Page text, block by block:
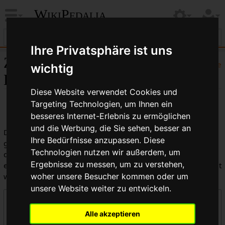
Ihre Privatsphäre ist uns
wichtig
Diese Website verwendet Cookies und
Targeting Technologien, um Ihnen ein
besseres Internet-Erlebnis zu ermöglichen
und die Werbung, die Sie sehen, besser an
Ihre Bedürfnisse anzupassen. Diese
Technologien nutzen wir außerdem, um
Ergebnisse zu messen, um zu verstehen,
woher unsere Besucher kommen oder um
unsere Website weiter zu entwickeln.
Alle akzeptieren
WikiPedalia
Hilfe
Zentrale öffentliche
Logbücher
Dies ist die kombinierte Anzeige aller in WikiPedalia
geführten Logbücher. Die Ausgabe kann durch die Auswahl
des Logbuchtyps, des Benutzers oder des Seitentitels
eingeschränkt werden (Groß-/Kleinschreibung muss beachtet
werden).
Logbücher
Zentrale öffentliche Logbücher